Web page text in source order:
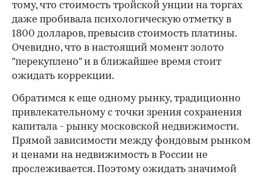
тому, что стоимость тройской унции на торгах
даже пробивала психологическую отметку в
1800 долларов, превысив стоимость платины.
Очевидно, что в настоящий момент золото
"перекуплено" и в ближайшее время стоит
ожидать коррекции.
Обратимся к еще одному рынку, традиционно
привлекательному с точки зрения сохранения
капитала - рынку московской недвижимости.
Прямой зависимости между фондовым рынком
и ценами на недвижимость в России не
прослеживается. Поэтому ожидать значимой